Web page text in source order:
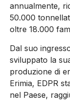
annualmente,
50.000
oltre 18.000
Dal suo
sviluppato la
produzione di
Erimia, EDPR
nel Paese,